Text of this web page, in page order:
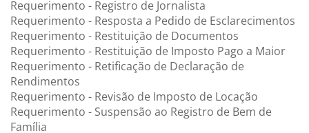
Requerimento - Registro de Jornalista
Requerimento - Resposta a Pedido de Esclarecimentos
Requerimento - Restituição de Documentos
Requerimento - Restituição de Imposto Pago a Maior
Requerimento - Retificação de Declaração de
Rendimentos
Requerimento - Revisão de Imposto de Locação
Requerimento - Suspensão ao Registro de Bem de
Família